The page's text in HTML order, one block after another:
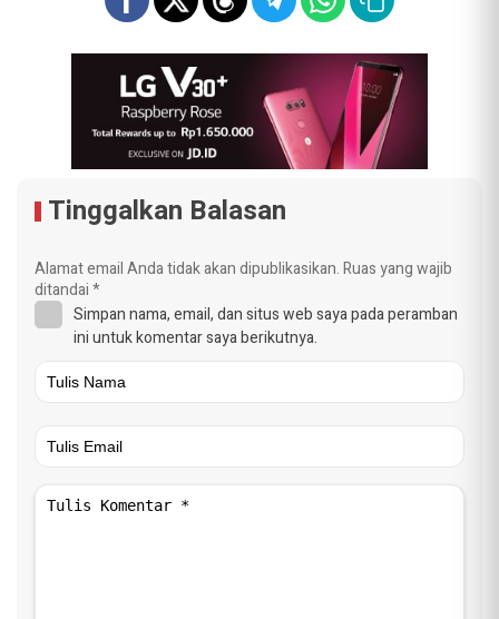
Tinggalkan Balasan
Alamat email Anda tidak akan dipublikasikan.Ruas yang wajib
ditandai*
Simpan nama, email, dan situs web saya pada peramban
ini untuk komentar saya berikutnya.